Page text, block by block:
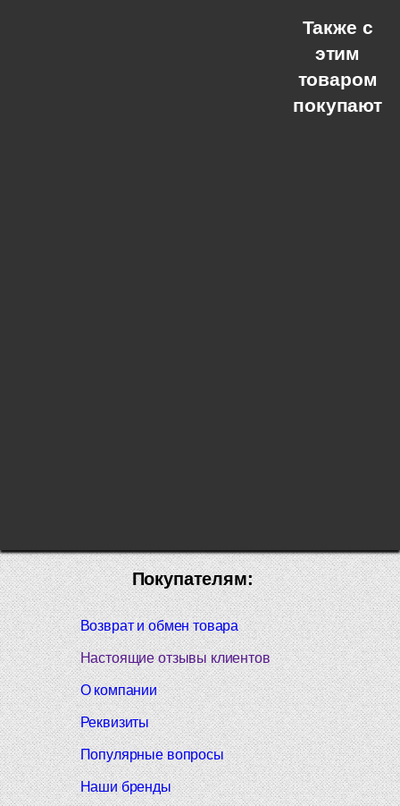
Также с
этим
товаром
покупают
Покупателям:
Возврат и обмен товара
Настоящие отзывы клиентов
О компании
Реквизиты
Популярные вопросы
Наши бренды